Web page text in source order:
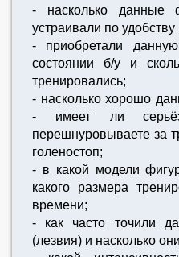
- насколько данные
устраивали по
- приобретали
состоянии б/у и
тренировались;
- насколько хорошо
- имеет ли
перешнуровываете за
голеностоп;
- в какой модели
какого размера
времени;
- как часто точили
(лезвия) и насколько